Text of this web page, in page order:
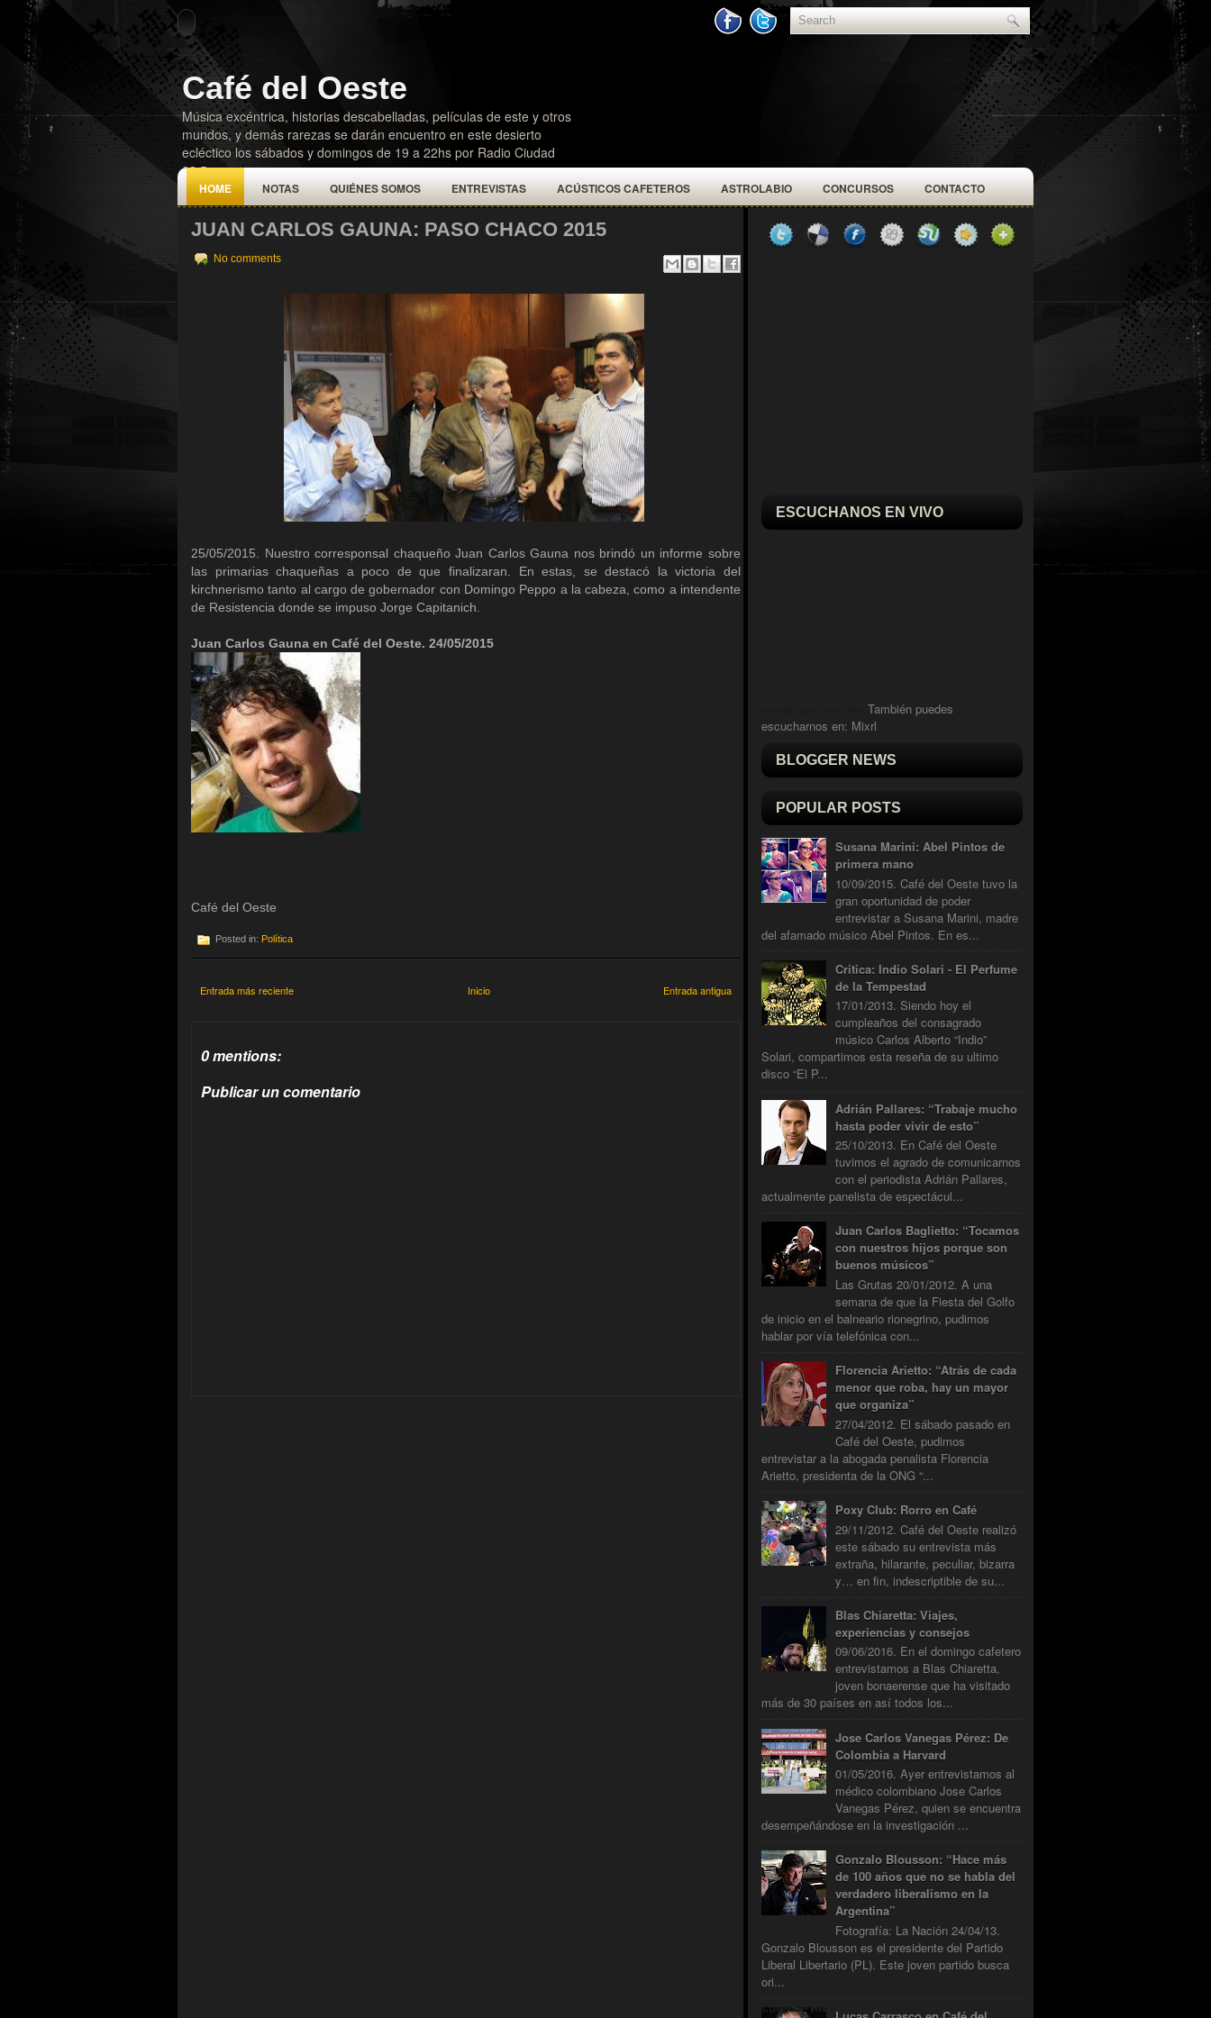
Café del Oeste
Música excéntrica, historias descabelladas, películas de este y otros
mundos, y demás rarezas se darán encuentro en este desierto
ecléctico los sábados y domingos de 19 a 22hs por Radio Ciudad
92.5
HOME NOTAS QUIÉNES SOMOS ENTREVISTAS ACÚSTICOS CAFETEROS ASTROLABIO CONCURSOS CONTACTO
JUAN CARLOS GAUNA: PASO CHACO 2015
No comments
25/05/2015. Nuestro corresponsal chaqueño Juan Carlos Gauna nos brindó un informe sobre
las primarias chaqueñas a poco de que finalizaran. En estas, se destacó la victoria del
kirchnerismo tanto al cargo de gobernador con Domingo Peppo a la cabeza, como a intendente
de Resistencia donde se impuso Jorge Capitanich.
Juan Carlos Gauna en Café del Oeste. 24/05/2015
Café del Oeste
Posted in: Política
Entrada más reciente Entrada antigua
Inicio
0 mentions:
Publicar un comentario
ESCUCHANOS EN VIVO
También puedes
escucharnos en: Mixrl
BLOGGER NEWS
POPULAR POSTS
Susana Marini: Abel Pintos de
primera mano
10/09/2015. Café del Oeste tuvo la
gran oportunidad de poder
entrevistar a Susana Marini, madre
del afamado músico Abel Pintos. En es...
Critica: Indio Solari - El Perfume
de la Tempestad
17/01/2013. Siendo hoy el
cumpleaños del consagrado
músico Carlos Alberto “Indio”
Solari, compartimos esta reseña de su ultimo
disco “El P...
Adrián Pallares: “Trabaje mucho
hasta poder vivir de esto”
25/10/2013. En Café del Oeste
tuvimos el agrado de comunicarnos
con el periodista Adrián Pallares,
actualmente panelista de espectácul...
Juan Carlos Baglietto: “Tocamos
con nuestros hijos porque son
buenos músicos”
Las Grutas 20/01/2012. A una
semana de que la Fiesta del Golfo
de inicio en el balneario rionegrino, pudimos
hablar por vía telefónica con...
Florencia Arietto: “Atrás de cada
menor que roba, hay un mayor
que organiza”
27/04/2012. El sábado pasado en
Café del Oeste, pudimos
entrevistar a la abogada penalista Florencia
Arietto, presidenta de la ONG “...
Poxy Club: Rorro en Café
29/11/2012. Café del Oeste realizó
este sábado su entrevista más
extraña, hilarante, peculiar, bizarra
y… en fin, indescriptible de su...
Blas Chiaretta: Viajes,
experiencias y consejos
09/06/2016. En el domingo cafetero
entrevistamos a Blas Chiaretta,
joven bonaerense que ha visitado
más de 30 países en así todos los...
Jose Carlos Vanegas Pérez: De
Colombia a Harvard
01/05/2016. Ayer entrevistamos al
médico colombiano Jose Carlos
Vanegas Pérez, quien se encuentra
desempeñándose en la investigación ...
Gonzalo Blousson: “Hace más
de 100 años que no se habla del
verdadero liberalismo en la
Argentina”
Fotografía: La Nación 24/04/13.
Gonzalo Blousson es el presidente del Partido
Liberal Libertario (PL). Este joven partido busca
ori...